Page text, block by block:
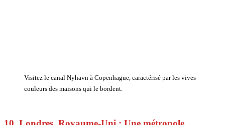
Visitez le canal Nyhavn à Copenhague, caractérisé par les vives
couleurs des maisons qui le bordent.